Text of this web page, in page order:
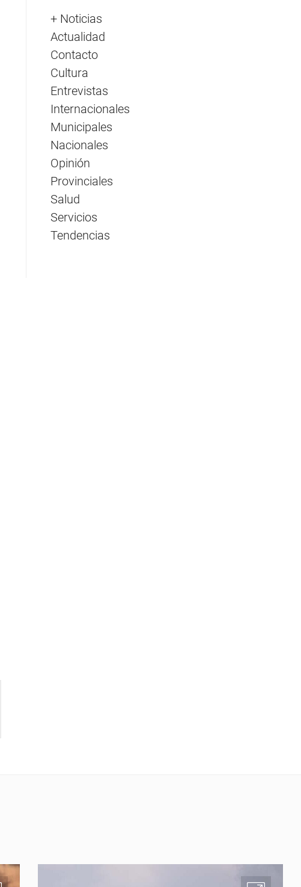
+ Noticias
Actualidad
Contacto
Cultura
Entrevistas
Internacionales
Municipales
Nacionales
Opinión
Provinciales
Salud
Servicios
Tendencias